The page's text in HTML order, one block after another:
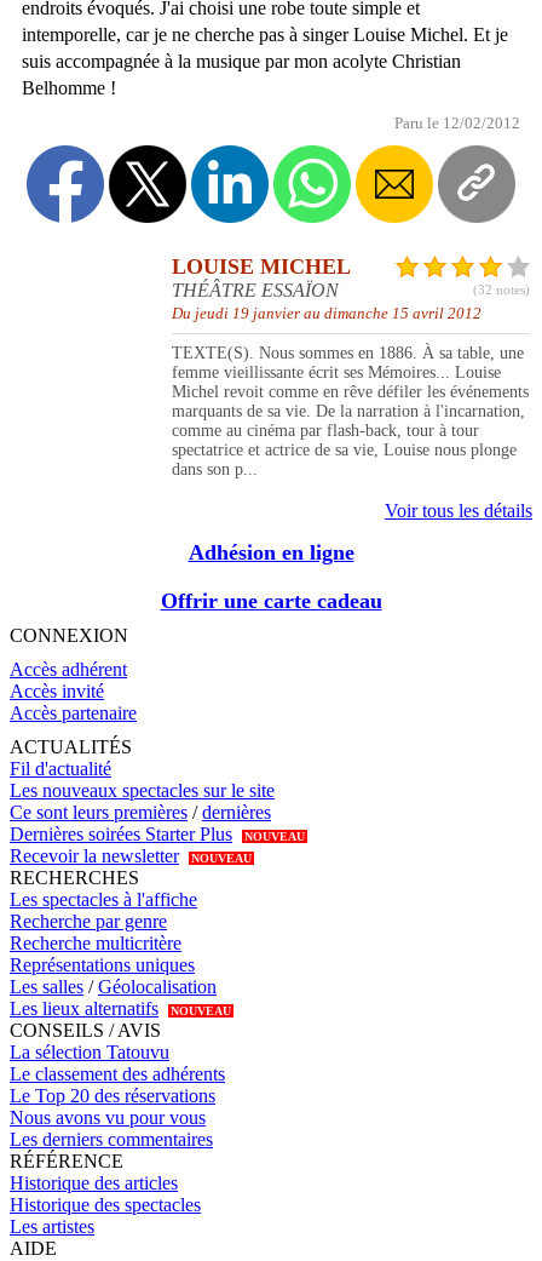
endroits évoqués. J'ai choisi une robe toute simple et
intemporelle, car je ne cherche pas à singer Louise Michel. Et je
suis accompagnée à la musique par mon acolyte Christian
Belhomme !
Paru le 12/02/2012
(32 notes)
LOUISE MICHEL
THÉÂTRE ESSAÏON
Du jeudi 19 janvier au dimanche 15 avril 2012
TEXTE(S). Nous sommes en 1886. À sa table, une
femme vieillissante écrit ses Mémoires... Louise
Michel revoit comme en rêve défiler les événements
marquants de sa vie. De la narration à l'incarnation,
comme au cinéma par flash-back, tour à tour
spectatrice et actrice de sa vie, Louise nous plonge
dans son p...
Voir tous les détails
Adhésion en ligne
Offrir une carte cadeau
CONNEXION
Accès adhérent
Accès invité
Accès partenaire
ACTUALITÉS
Fil d'actualité
Les nouveaux spectacles sur le site
Ce sont leurs premières /dernières
Dernières soirées Starter Plus
NOUVEAU
Recevoir la newsletter NOUVEAU
RECHERCHES
Les spectacles à l'affiche
Recherche par genre
Recherche multicritère
Représentations uniques
Les salles /Géolocalisation
Les lieux alternatifs
NOUVEAU
CONSEILS / AVIS
La sélection Tatouvu
Le classement des adhérents
Le Top 20 des réservations
Nous avons vu pour vous
Les derniers commentaires
RÉFÉRENCE
Historique des articles
Historique des spectacles
Les artistes
AIDE